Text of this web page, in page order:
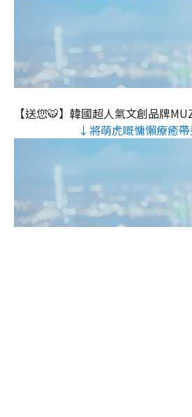
【送您🐯】韓國超人氣文創品牌
↓將萌虎嘅慵懶療癒